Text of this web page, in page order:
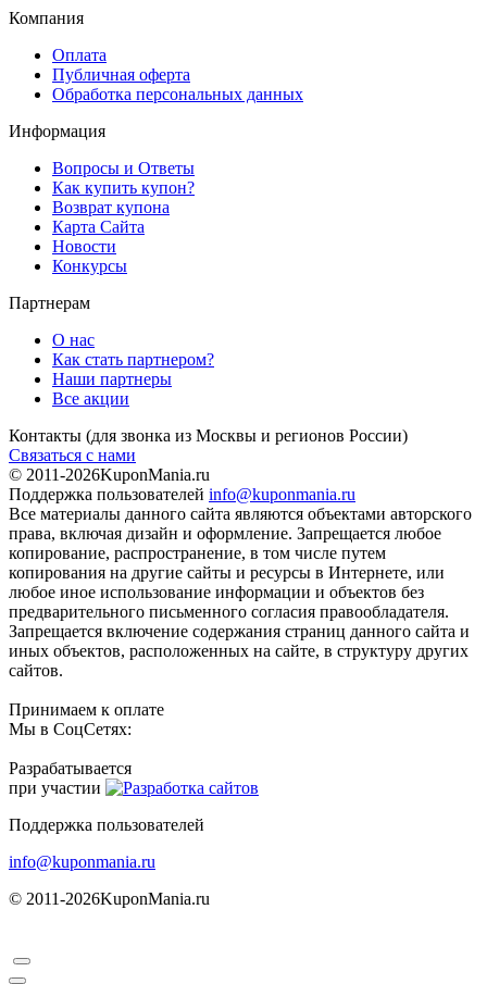
Компания
Оплата
Публичная оферта
Обработка персональных данных
Информация
Вопросы и Ответы
Как купить купон?
Возврат купона
Карта Сайта
Новости
Конкурсы
Партнерам
О нас
Как стать партнером?
Наши партнеры
Все акции
Контакты (для звонка из Москвы и регионов России)
Связаться с нами
© 2011-2026KuponMania.ru
Поддержка пользователей info@kuponmania.ru
Все материалы данного сайта являются объектами авторского
права, включая дизайн и оформление. Запрещается любое
копирование, распространение, в том числе путем
копирования на другие сайты и ресурсы в Интернете, или
любое иное использование информации и объектов без
предварительного письменного согласия правообладателя.
Запрещается включение содержания страниц данного сайта и
иных объектов, расположенных на сайте, в структуру других
сайтов.
Принимаем к оплате
Мы в СоцСетях:
Разрабатывается
при участии
Поддержка пользователей
info@kuponmania.ru
© 2011-2026KuponMania.ru